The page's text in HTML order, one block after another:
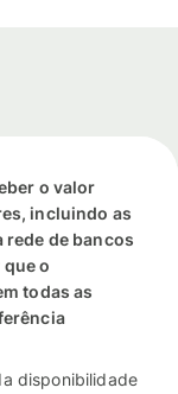
o valor
incluindo as
de bancos
o
todas as
disponibilidade